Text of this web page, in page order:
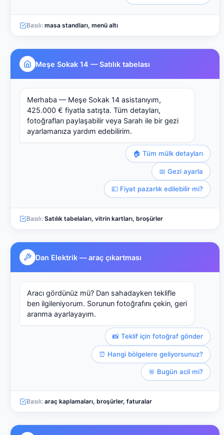
Basılı: masa standları, menü altı
Meşe Sokak 14 — Satılık tabelası
Merhaba — Meşe Sokak 14 asistanıyım,
425.000 € fiyatla satışta. Tüm detayları,
fotoğrafları paylaşabilir veya Sarah ile bir gezi
ayarlamanıza yardım edebilirim.
🏠 Tüm mülk detayları
📅 Gezi ayarla
💷 Fiyat pazarlık edilebilir mi?
Basılı: Satılık tabelaları, vitrin kartları, broşürler
Dan Elektrik — araç çıkartması
Aracı gördünüz mü? Dan sahadayken teklifle
ben ilgileniyorum. Sorunun fotoğrafını çekin, geri
aranma ayarlayayım.
📸 Teklif için fotoğraf gönder
⏰ Hangi bölgelere geliyorsunuz?
🚨 Bugün acil mi?
Basılı: araç kaplamaları, broşürler, faturalar